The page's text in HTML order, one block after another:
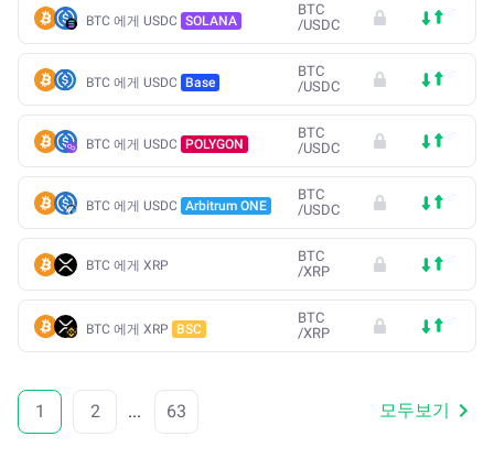
BTC 에게 USDC SOLANA
BTC
/USDC
BTC 에게 USDC Base
BTC
/USDC
BTC 에게 USDC POLYGON
BTC
/USDC
BTC 에게 USDC Arbitrum ONE
BTC
/USDC
BTC 에게 XRP
BTC
/XRP
BTC 에게 XRP BSC
BTC
/XRP
1 2 ... 63 모두보기